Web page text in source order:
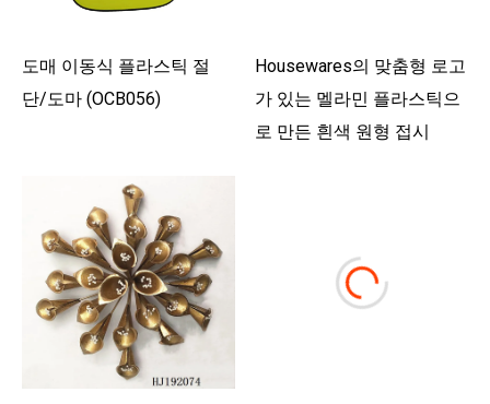
도매 이동식 플라스틱 절
단/도마 (OCB056)
Housewares의 맞춤형 로고
가 있는 멜라민 플라스틱으
로 만든 흰색 원형 접시